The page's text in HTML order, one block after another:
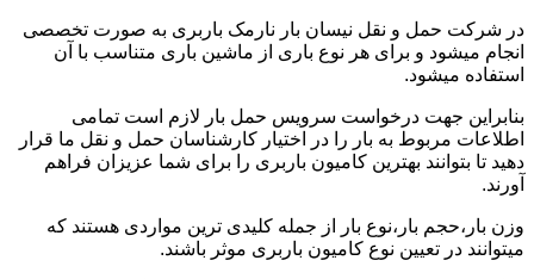
در شرکت حمل و نقل نیسان بار نارمک باربری به صورت تخصصی
انجام میشود و برای هر نوع باری از ماشین باری متناسب با آن
استفاده میشود.
بنابراین جهت درخواست سرویس حمل بار لازم است تمامی
اطلاعات مربوط به بار را در اختیار کارشناسان حمل و نقل ما قرار
دهید تا بتوانند بهترین کامیون باربری را برای شما عزیزان فراهم
آورند.
وزن بار،حجم بار،نوع بار از جمله کلیدی ترین مواردی هستند که
میتوانند در تعیین نوع کامیون باربری موثر باشند.